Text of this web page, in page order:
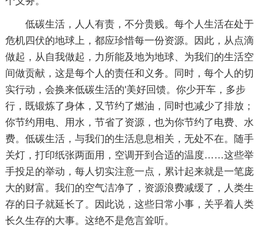
低碳生活，人人有责，不分贵贱。每个人生活在处于
危机四伏的地球上，都应珍惜每一份资源。因此，从点滴
做起，从自我做起，力所能及地为地球、为我们的生活空
间做贡献，这是每个人的责任和义务。同时，每个人的切
实行动，会换来低碳生活的'美好回馈。你少开车，多步
行，既锻炼了身体，又节约了燃油，同时也减少了排放；
你节约用电、用水，节省了资源，也为你节约了电费、水
费。低碳生活，与我们的生活息息相关，无处不在。随手
关灯，打印纸张两面用，空调开到合适的温度……这些举
手投足的举动，每人切实注意一点，累计起来就是一笔庞
大的财富。我们的空气洁净了，资源浪费减缓了，人类生
存的日子就延长了。因此说，这些日常小事，关乎着人类
长久生存的大事。这绝不是危言耸听。